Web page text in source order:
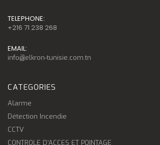
TELEPHONE:
+216 71 238 268
EMAIL:
info@elkron-tunisie.com.tn
CATEGORIES
Alarme
Détection Incendie
CCTV
CONTROLE D'ACCES ET POINTAGE